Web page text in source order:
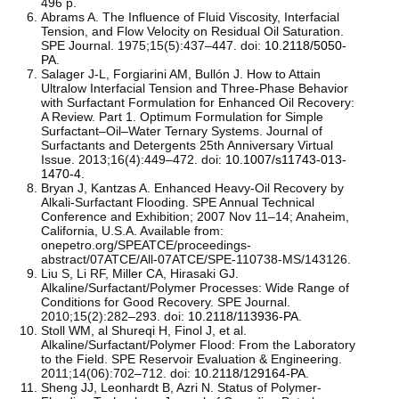
Abrams A. The Influence of Fluid Viscosity, Interfacial
Tension, and Flow Velocity on Residual Oil Saturation.
SPE Journal. 1975;15(5):437–447. doi: 10.2118/5050-
PA
Salager J-L, Forgiarini AM, Bullón J. How to Attain
Ultralow Interfacial Tension and Three-Phase Behavior
with Surfactant Formulation for Enhanced Oil Recovery:
A Review. Part 1. Optimum Formulation for Simple
Surfactant–Oil–Water Ternary Systems. Journal of
Surfactants and Detergents 25th Anniversary Virtual
Issue. 2013;16(4):449–472. doi: 10.1007/s11743-013-
1470-4
Bryan J, Kantzas A. Enhanced Heavy-Oil Recovery by
Alkali-Surfactant Flooding. SPE Annual Technical
Conference and Exhibition; 2007 Nov 11–14; Anaheim,
California, U.S.A. Available from:
onepetro.org/SPEATCE/proceedings-
abstract/07ATCE/All-07ATCE/SPE-110738-MS/143126.
Liu S, Li RF, Miller CA, Hirasaki GJ.
Alkaline/Surfactant/Polymer Processes: Wide Range of
Conditions for Good Recovery. SPE Journal.
2010;15(2):282–293. doi: 10.2118/113936-PA
Stoll WM, al Shureqi H, Finol J, et al.
Alkaline/Surfactant/Polymer Flood: From the Laboratory
to the Field. SPE Reservoir Evaluation & Engineering.
2011;14(06):702–712. doi: 10.2118/129164-PA
Sheng JJ, Leonhardt B, Azri N. Status of Polymer-